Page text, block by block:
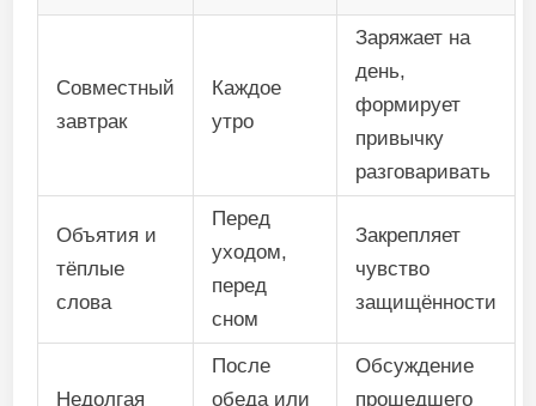
Совместный
завтрак
Каждое
утро
Заряжает на
день,
формирует
привычку
разговаривать
Объятия и
тёплые
слова
Перед
уходом,
перед
сном
Закрепляет
чувство
защищённости
Недолгая
После
обеда или
Обсуждение
прошедшего